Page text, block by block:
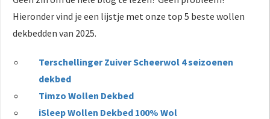
Hieronder vind je een lijstje met onze top 5 beste wollen
dekbedden van 2025.
Terschellinger Zuiver Scheerwol 4 seizoenen
dekbed
Timzo Wollen Dekbed
iSleep Wollen Dekbed 100% Wol